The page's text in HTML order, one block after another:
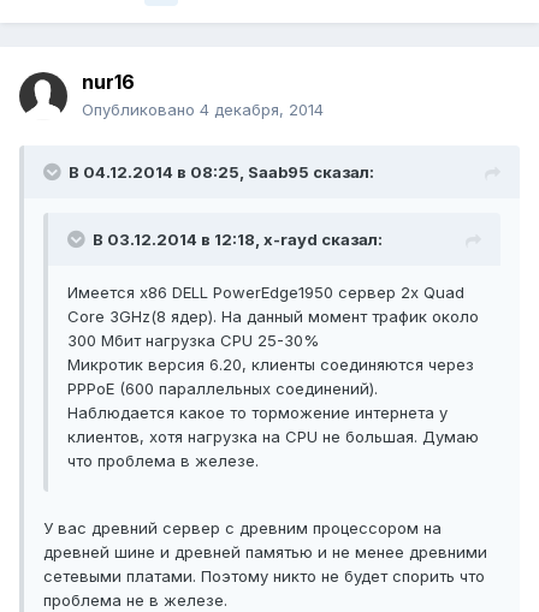
nur16
Опубликовано 4 декабря, 2014
В 04.12.2014 в 08:25, Saab95 сказал:
В 03.12.2014 в 12:18, x-rayd сказал:
Имеется х86 DELL PowerEdge1950 сервер 2х Quad
Core 3GHz(8 ядер). На данный момент трафик около
300 Мбит нагрузка CPU 25-30%
Микротик версия 6.20, клиенты соединяются через
PPPoE (600 параллельных соединений).
Наблюдается какое то торможение интернета у
клиентов, хотя нагрузка на CPU не большая. Думаю
что проблема в железе.
У вас древний сервер с древним процессором на
древней шине и древней памятью и не менее древними
сетевыми платами. Поэтому никто не будет спорить что
проблема не в железе.